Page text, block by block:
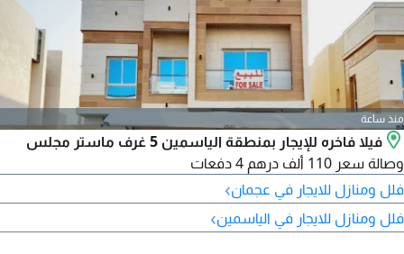
منذ ساعة
فيلا فاخره للإيجار بمنطقة الياسمين 5 غرف ماستر مجلس
وصالة سعر 110 ألف درهم 4 دفعات
فلل ومنازل للايجار في عجمان›
فلل ومنازل للايجار في الياسمين›